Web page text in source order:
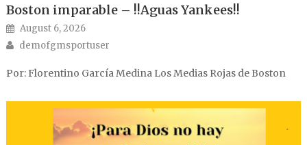
Boston imparable – !!Aguas Yankees!!
Posted on
August 6, 2026
Author
demofgmsportuser
Por: Florentino García Medina Los Medias Rojas de Boston